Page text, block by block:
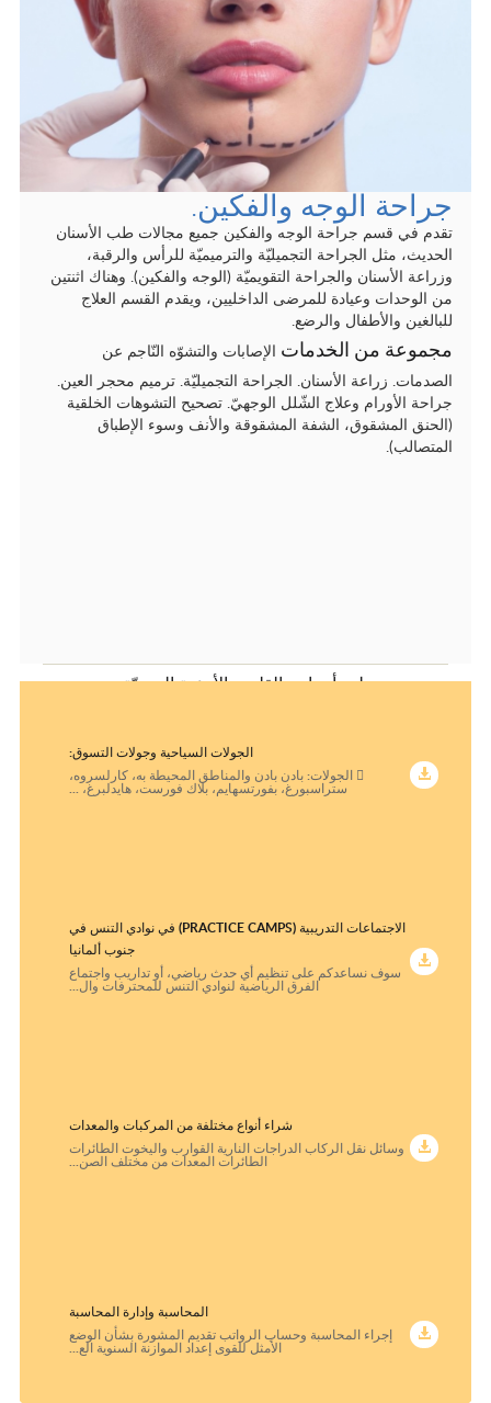
عيادات طب الأطفال والأمراض العصبية والعضلات
أمراض القلب عند الأطفال.
الأورام وأمراض الدّم.
التشخيص الإشعاعي.
الجراحة العامة وجراحة الأحشاء.
الطب النفسي والعلاج النفسي.
الطب النّسائيّ.
الطّب النوويّ.
العلاج الإشعاعيّ
المركز الجامعيّ أمراض القلب فرايبورغ - باد
كروتسينغن
طب أمراض القلب والأوعية الدمويّة.
طب الأعصاب والفسيولوجيا العصبيّة
طب العيون.
طب الغدد الصماء.
مركز طب الأطفال والمراهقين.
جراحة الوجه والفكين.
تقدم في قسم جراحة الوجه والفكين جميع مجالات طب الأسنان
الحديث، مثل الجراحة التجميليّة والترميميّة للرأس والرقبة،
وزراعة الأسنان والجراحة التقويميّة (الوجه والفكين). وهناك اثنتين
من الوحدات وعيادة للمرضى الداخليين، ويقدم القسم العلاج
للبالغين والأطفال والرضع.
مجموعة من الخدمات الإصابات والتشوّه النّاجم عن
الصدمات. زراعة الأسنان. الجراحة التجميليّة. ترميم محجر العين.
جراحة الأورام وعلاج الشّلل الوجهيّ. تصحيح التشوهات الخلقية
(الحنق المشقوق، الشفة المشقوقة والأنف وسوء الإطباق
المتصالب).
الجولات السياحية وجولات التسوق:
 الجولات: بادن بادن والمناطق المحيطة به، كارلسروه،
ستراسبورغ، بفورتسهايم، بلاك فورست، هايدلبرغ، ...
الاجتماعات التدريبية (PRACTICE CAMPS) في نوادي التنس في
جنوب ألمانيا
سوف نساعدكم على تنظيم أي حدث رياضي، أو تداريب واجتماع
الفرق الرياضية لنوادي التنس للمحترفات وال...
شراء أنواع مختلفة من المركبات والمعدات
وسائل نقل الركاب الدراجات النارية القوارب واليخوت الطائرات
الطائرات المعدات من مختلف الصن...
المحاسبة وإدارة المحاسبة
إجراء المحاسبة وحساب الرواتب تقديم المشورة بشأن الوضع
الأمثل للقوى إعداد الموازنة السنوية الع...